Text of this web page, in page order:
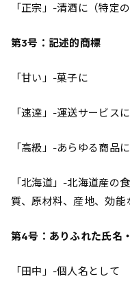
「正宗」-清酒に（特定
第3号：記述的商標
「甘い」-菓子に
「速達」-運送サービスに
「高級」-あらゆる商品に
「北海道」-北海道産の
質、原材料、産地、効能
第4号：ありふれた氏名
「田中」-個人名として